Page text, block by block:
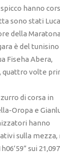
hanno
sono stati Luca
della
è del tunisino
Fiseha Abera,
quattro volte
di corsa in
Oropa e
hanno
sulla mezza,
sui